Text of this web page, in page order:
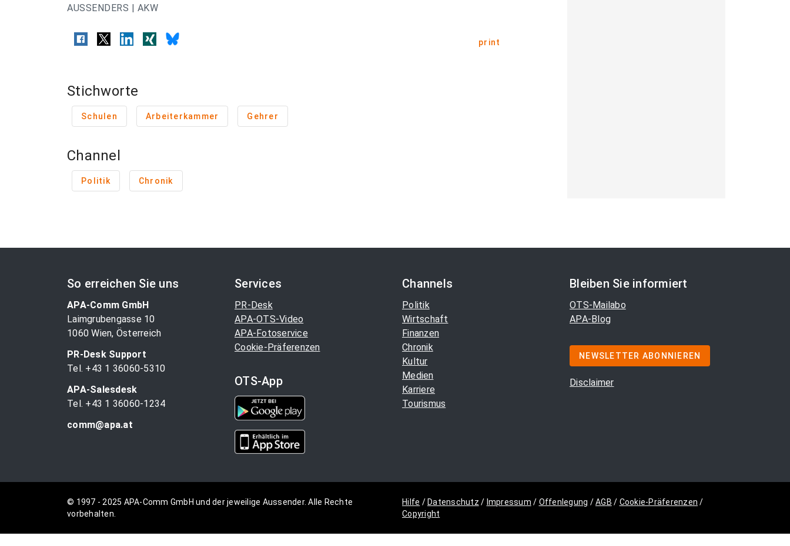
AUSSENDERS | AKW
print
Stichworte
Schulen Arbeiterkammer Gehrer
Channel
Politik Chronik
So erreichen Sie uns
APA-Comm GmbH
Laimgrubengasse 10
1060 Wien, Österreich
PR-Desk Support
Tel. +43 1 36060-5310
APA-Salesdesk
Tel. +43 1 36060-1234
comm@apa.at
Services
PR-Desk
APA-OTS-Video
APA-Fotoservice
Cookie-Präferenzen
OTS-App
Channels
Politik
Wirtschaft
Finanzen
Chronik
Kultur
Medien
Karriere
Tourismus
Bleiben Sie informiert
OTS-Mailabo
APA-Blog
NEWSLETTER ABONNIEREN
Disclaimer
© 1997 - 2025 APA-Comm GmbH und der jeweilige Aussender. Alle Rechte
vorbehalten.
Hilfe / Datenschutz / Impressum / Offenlegung /AGB / Cookie-Präferenzen /
Copyright